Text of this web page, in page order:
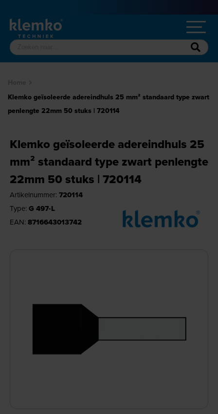
Klemko geïsoleerde adereindhuls 25 mm² standaard type zwart
penlengte 22mm 50 stuks | 720114
Klemko geïsoleerde adereindhuls 25
mm² standaard type zwart penlengte
22mm 50 stuks | 720114
Artikelnummer: 720114
Type: G 497-L
EAN: 8716643013742